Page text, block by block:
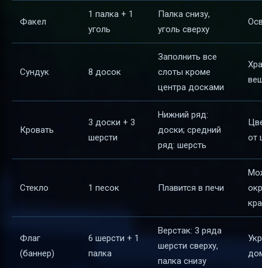
Факел
1 палка + 1
уголь
Палка снизу,
уголь сверху
Сундук 8 досок
Заполнить все
слоты кроме
центра досками
Кровать
3 доски + 3
шерсти
Нижний ряд:
доски; средний
ряд: шерсть
от
Стекло 1 песок Плавится в печи
Флаг
(баннер)
6 шерсти + 1
палка
Верстак: 3 ряда
шерсти сверху,
палка снизу